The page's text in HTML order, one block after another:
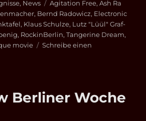
, News Schlagwörter
Agitation Free,Ash Ra
, Bernd Radowicz, Electronic
, Klaus Schulze, Lutz "Lüül" Graf-
, RockinBerlin,Tangerine Dream,
movie
Schreibe einen
Berliner Woche